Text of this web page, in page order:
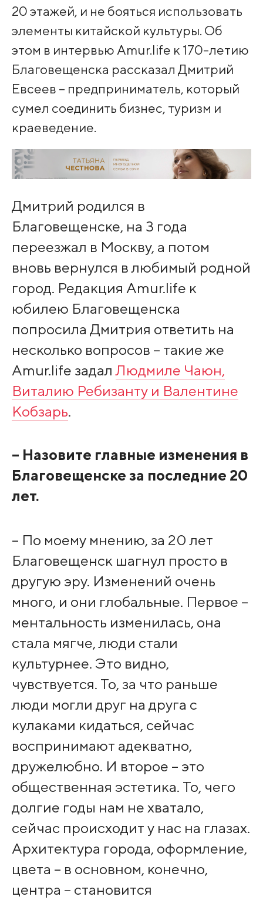
20 этажей, и не бояться использовать
элементы китайской культуры. Об
этом в интервью Amur.life к 170-летию
Благовещенска рассказал Дмитрий
Евсеев – предприниматель, который
сумел соединить бизнес, туризм и
краеведение.
Дмитрий родился в
Благовещенске, на 3 года
переезжал в Москву, а потом
вновь вернулся в любимый родной
город. Редакция Amur.life к
юбилею Благовещенска
попросила Дмитрия ответить на
несколько вопросов – такие же
Amur.life задалЛюдмиле Чаюн,
Виталию Ребизанту и Валентине
Кобзарь.
– Назовите главные изменения в
Благовещенске за последние 20
лет.
– По моему мнению, за 20 лет
Благовещенск шагнул просто в
другую эру. Изменений очень
много, и они глобальные. Первое –
ментальность изменилась, она
стала мягче, люди стали
культурнее. Это видно,
чувствуется. То, за что раньше
люди могли друг на друга с
кулаками кидаться, сейчас
воспринимают адекватно,
дружелюбно. И второе – это
общественная эстетика. То, чего
долгие годы нам не хватало,
сейчас происходит у нас на глазах.
Архитектура города, оформление,
цвета – в основном, конечно,
центра – становится